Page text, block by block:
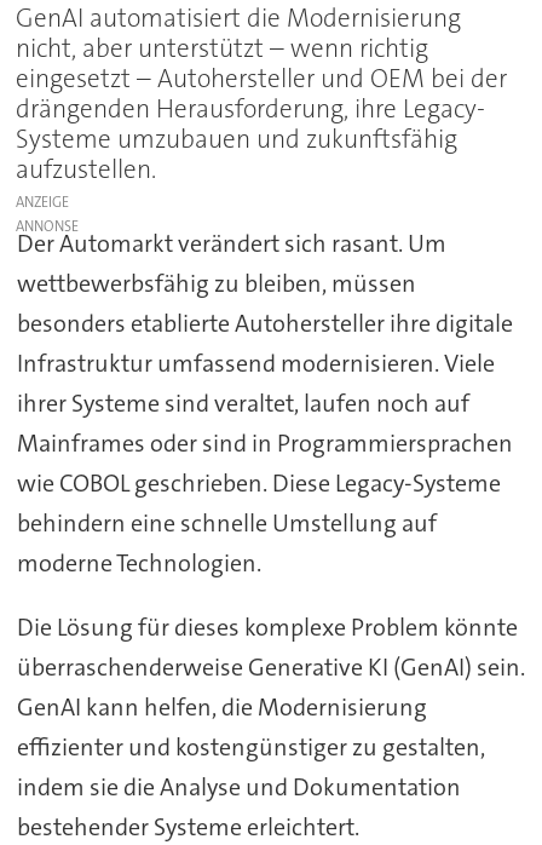
GenAI automatisiert die Modernisierung
nicht, aber unterstützt – wenn richtig
eingesetzt – Autohersteller und OEM bei der
drängenden Herausforderung, ihre Legacy-
Systeme umzubauen und zukunftsfähig
aufzustellen.
ANZEIGE
Der Automarkt verändert sich rasant. Um
wettbewerbsfähig zu bleiben, müssen
besonders etablierte Autohersteller ihre digitale
Infrastruktur umfassend modernisieren. Viele
ihrer Systeme sind veraltet, laufen noch auf
Mainframes oder sind in Programmiersprachen
wie COBOL geschrieben. Diese Legacy-Systeme
behindern eine schnelle Umstellung auf
moderne Technologien.
Die Lösung für dieses komplexe Problem könnte
überraschenderweise Generative KI (GenAI) sein.
GenAI kann helfen, die Modernisierung
effizienter und kostengünstiger zu gestalten,
indem sie die Analyse und Dokumentation
bestehender Systeme erleichtert.